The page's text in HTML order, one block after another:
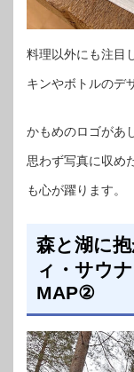
料理以外にも注目
キンやボトルのデ
かもめのロゴがあ
思わず写真に収め
も心が躍ります。
森と湖に
ィ・サウ
MAP②